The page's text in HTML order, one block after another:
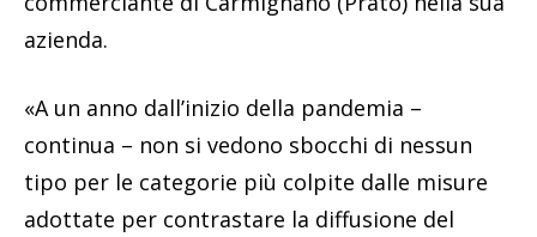
azienda.
«A un anno dall’inizio della pandemia –
continua – non si vedono sbocchi di nessun
tipo per le categorie più colpite dalle misure
adottate per contrastare la diffusione del